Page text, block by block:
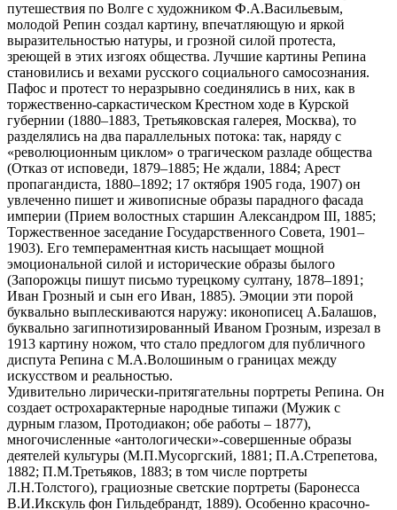
путешествия по Волге с художником Ф.А.Васильевым,
молодой Репин создал картину, впечатляющую и яркой
выразительностью натуры, и грозной силой протеста,
зреющей в этих изгоях общества. Лучшие картины Репина
становились и вехами русского социального самосознания.
Пафос и протест то неразрывно соединялись в них, как в
торжественно-саркастическом Крестном ходе в Курской
губернии (1880–1883, Третьяковская галерея, Москва), то
разделялись на два параллельных потока: так, наряду с
«революционным циклом» о трагическом разладе общества
(Отказ от исповеди, 1879–1885; Не ждали, 1884; Арест
пропагандиста, 1880–1892; 17 октября 1905 года, 1907) он
увлеченно пишет и живописные образы парадного фасада
империи (Прием волостных старшин Александром III, 1885;
Торжественное заседание Государственного Совета, 1901–
1903). Его темпераментная кисть насыщает мощной
эмоциональной силой и исторические образы былого
(Запорожцы пишут письмо турецкому султану, 1878–1891;
Иван Грозный и сын его Иван, 1885). Эмоции эти порой
буквально выплескиваются наружу: иконописец А.Балашов,
буквально загипнотизированный Иваном Грозным, изрезал в
1913 картину ножом, что стало предлогом для публичного
диспута Репина с М.А.Волошиным о границах между
искусством и реальностью.
Удивительно лирически-притягательны портреты Репина. Он
создает острохарактерные народные типажи (Мужик с
дурным глазом, Протодиакон; обе работы – 1877),
многочисленные «антологически»-совершенные образы
деятелей культуры (М.П.Мусоргский, 1881; П.А.Стрепетова,
1882; П.М.Третьяков, 1883; в том числе портреты
Л.Н.Толстого), грациозные светские портреты (Баронесса
В.И.Икскуль фон Гильдебрандт, 1889). Особенно красочно-